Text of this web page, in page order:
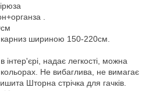
.
шириною 150-220см.
інтер'єрі, надає легкості, можна
Не вибаглива, не вимагає
Шторна стрічка для гачків.